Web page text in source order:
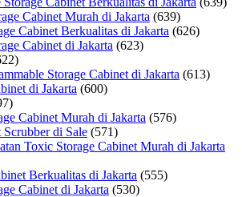
Cabinet Murah di Jakarta (639)
Cabinet Berkualitas di Jakarta (626)
Cabinet di Jakarta (623)
Storage Cabinet di Jakarta (613)
di Jakarta (600)
Cabinet Murah di Jakarta (576)
Scrubber di Sale (571)
Toxic Storage Cabinet Murah di Jakarta
Berkualitas di Jakarta (555)
Cabinet di Jakarta (530)